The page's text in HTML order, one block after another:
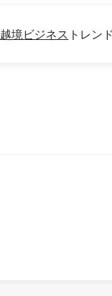
越境ビジネス トレン